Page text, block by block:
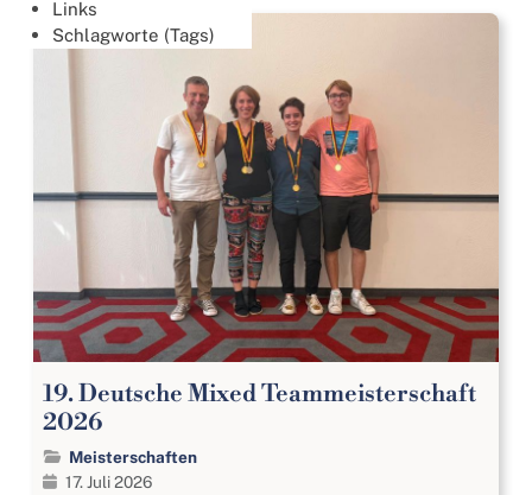
Links
Schlagworte (Tags)
19. Deutsche Mixed Teammeisterschaft
2026
Meisterschaften
17. Juli 2026